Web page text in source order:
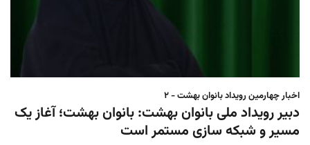
اخبار چهارمین رویداد بانوان بهشت - ۲
دبیر رویداد ملی بانوان بهشت: بانوان بهشت؛ آغاز یک
مسیر و شبکه سازی مستمر است